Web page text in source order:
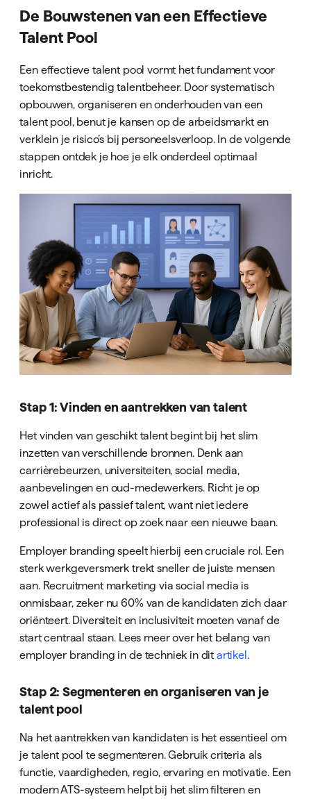
De Bouwstenen van een Effectieve
Talent Pool
Een effectieve talent pool vormt het fundament voor
toekomstbestendig talentbeheer. Door systematisch
opbouwen, organiseren en onderhouden van een
talent pool, benut je kansen op de arbeidsmarkt en
verklein je risico’s bij personeelsverloop. In de volgende
stappen ontdek je hoe je elk onderdeel optimaal
inricht.
Stap 1: Vinden en aantrekken van talent
Het vinden van geschikt talent begint bij het slim
inzetten van verschillende bronnen. Denk aan
carrièrebeurzen, universiteiten, social media,
aanbevelingen en oud-medewerkers. Richt je op
zowel actief als passief talent, want niet iedere
professional is direct op zoek naar een nieuwe baan.
Employer branding speelt hierbij een cruciale rol. Een
sterk werkgeversmerk trekt sneller de juiste mensen
aan. Recruitment marketing via social media is
onmisbaar, zeker nu 60% van de kandidaten zich daar
oriënteert. Diversiteit en inclusiviteit moeten vanaf de
start centraal staan. Lees meer over het belang van
employer branding in de techniek in dit artikel .
Stap 2: Segmenteren en organiseren van je
talent pool
Na het aantrekken van kandidaten is het essentieel om
je talent pool te segmenteren. Gebruik criteria als
functie, vaardigheden, regio, ervaring en motivatie. Een
modern ATS-systeem helpt bij het slim filteren en